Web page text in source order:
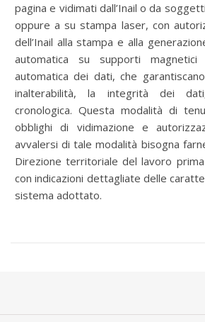
pagina e vidimati dall’Inail o da
oppure a su stampa laser, con
dell’Inail alla stampa e alla
automatica su supporti
automatica dei dati, che
inalterabilità, la integrità dei
cronologica. Questa modalità di
obblighi di vidimazione e
avvalersi di tale modalità bisogna
Direzione territoriale del lavoro
con indicazioni dettagliate delle
sistema adottato.